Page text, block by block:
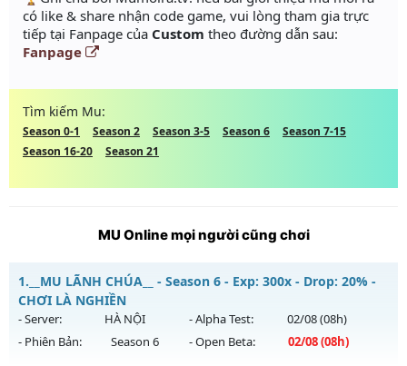
có like & share nhận code game, vui lòng tham gia trực
tiếp tại Fanpage của Custom theo đường dẫn sau:
Fanpage
Tìm kiếm Mu:
Season 0-1 Season 2 Season 3-5 Season 6
Season 7-15
Season 16-20
Season 21
MU Online mọi người cũng chơi
1. __MU LÃNH CHÚA__ - Season 6 - Exp: 300x - Drop: 20% -
CHƠI LÀ NGHIỀN
- Server: HÀ NỘI - Alpha Test: 02/08(08h)
- Phiên Bản:
Season 6 - Open Beta: 02/08(08h)